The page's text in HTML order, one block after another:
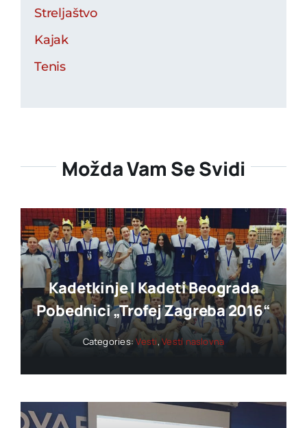
Streljaštvo
Kajak
Tenis
Možda Vam Se Svidi
Kadetkinje I Kadeti Beograda
Pobednici „trofej Zagreba 2016“
Categories:Vesti,Vesti naslovna